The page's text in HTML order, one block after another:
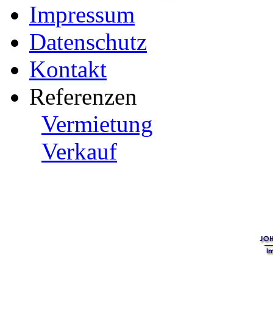
Impressum
Datenschutz
Kontakt
Referenzen
Vermietung
Verkauf